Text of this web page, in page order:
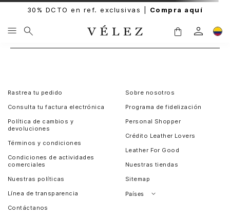
30% DCTO en ref. exclusivas | Compra aquí
Rastrea tu pedido
Consulta tu factura electrónica
Política de cambios y
devoluciones
Términos y condiciones
Condiciones de actividades
comerciales
Nuestras políticas
Línea de transparencia
Contáctanos
Sobre nosotros
Programa de fidelización
Personal Shopper
Crédito Leather Lovers
Leather For Good
Nuestras tiendas
Sitemap
Países